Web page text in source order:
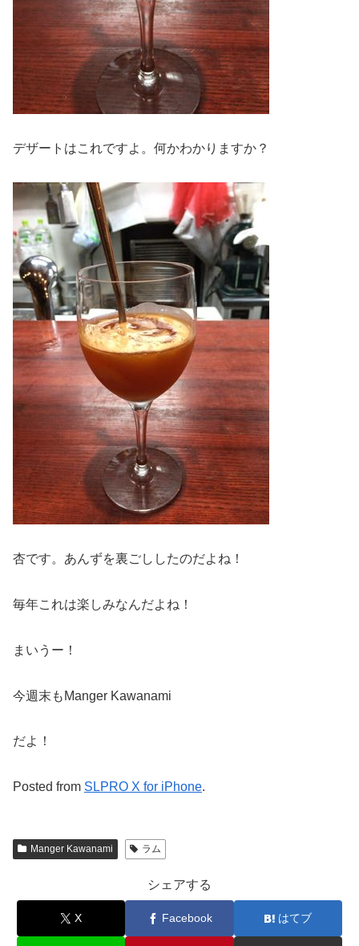
デザートはこれですよ。何かわかりますか？
杏です。あんずを裏ごししたのだよね！
毎年これは楽しみなんだよね！
まいうー！
今週末もManger Kawanami
だよ！
Posted from SLPRO X for iPhone.
Manger Kawanami ラム
シェアする
X Facebook はてブ